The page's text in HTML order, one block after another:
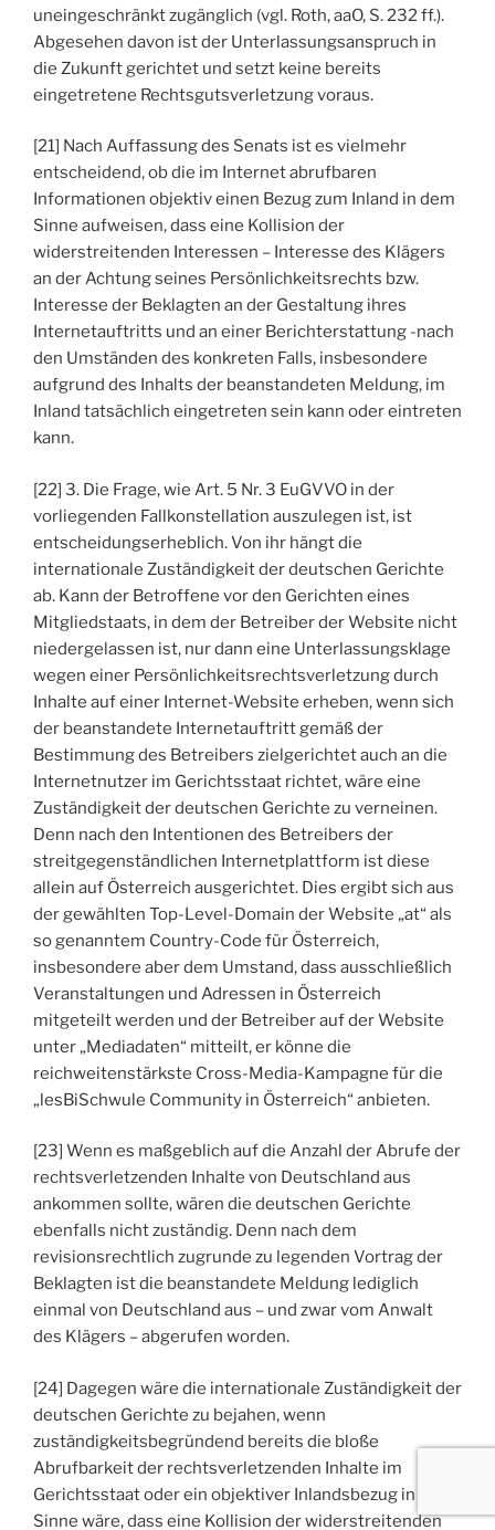
uneingeschränkt zugänglich (vgl. Roth, aaO, S. 232 ff.).
Abgesehen davon ist der Unterlassungsanspruch in
die Zukunft gerichtet und setzt keine bereits
eingetretene Rechtsgutsverletzung voraus.
[21] Nach Auffassung des Senats ist es vielmehr
entscheidend, ob die im Internet abrufbaren
Informationen objektiv einen Bezug zum Inland in dem
Sinne aufweisen, dass eine Kollision der
widerstreitenden Interessen – Interesse des Klägers
an der Achtung seines Persönlichkeitsrechts bzw.
Interesse der Beklagten an der Gestaltung ihres
Internetauftritts und an einer Berichterstattung -nach
den Umständen des konkreten Falls, insbesondere
aufgrund des Inhalts der beanstandeten Meldung, im
Inland tatsächlich eingetreten sein kann oder eintreten
kann.
[22] 3. Die Frage, wie Art. 5 Nr. 3 EuGVVO in der
vorliegenden Fallkonstellation auszulegen ist, ist
entscheidungserheblich. Von ihr hängt die
internationale Zuständigkeit der deutschen Gerichte
ab. Kann der Betroffene vor den Gerichten eines
Mitgliedstaats, in dem der Betreiber der Website nicht
niedergelassen ist, nur dann eine Unterlassungsklage
wegen einer Persönlichkeitsrechtsverletzung durch
Inhalte auf einer Internet-Website erheben, wenn sich
der beanstandete Internetauftritt gemäß der
Bestimmung des Betreibers zielgerichtet auch an die
Internetnutzer im Gerichtsstaat richtet, wäre eine
Zuständigkeit der deutschen Gerichte zu verneinen.
Denn nach den Intentionen des Betreibers der
streitgegenständlichen Internetplattform ist diese
allein auf Österreich ausgerichtet. Dies ergibt sich aus
der gewählten Top-Level-Domain der Website „at“ als
so genanntem Country-Code für Österreich,
insbesondere aber dem Umstand, dass ausschließlich
Veranstaltungen und Adressen in Österreich
mitgeteilt werden und der Betreiber auf der Website
unter „Mediadaten“ mitteilt, er könne die
reichweitenstärkste Cross-Media-Kampagne für die
„lesBiSchwule Community in Österreich“ anbieten.
[23] Wenn es maßgeblich auf die Anzahl der Abrufe der
rechtsverletzenden Inhalte von Deutschland aus
ankommen sollte, wären die deutschen Gerichte
ebenfalls nicht zuständig. Denn nach dem
revisionsrechtlich zugrunde zu legenden Vortrag der
Beklagten ist die beanstandete Meldung lediglich
einmal von Deutschland aus – und zwar vom Anwalt
des Klägers – abgerufen worden.
[24] Dagegen wäre die internationale Zuständigkeit der
deutschen Gerichte zu bejahen, wenn
zuständigkeitsbegründend bereits die bloße
Abrufbarkeit der rechtsverletzenden Inhalte im
Gerichtsstaat oder ein objektiver Inlandsbezug in dem
Sinne wäre, dass eine Kollision der widerstreitenden